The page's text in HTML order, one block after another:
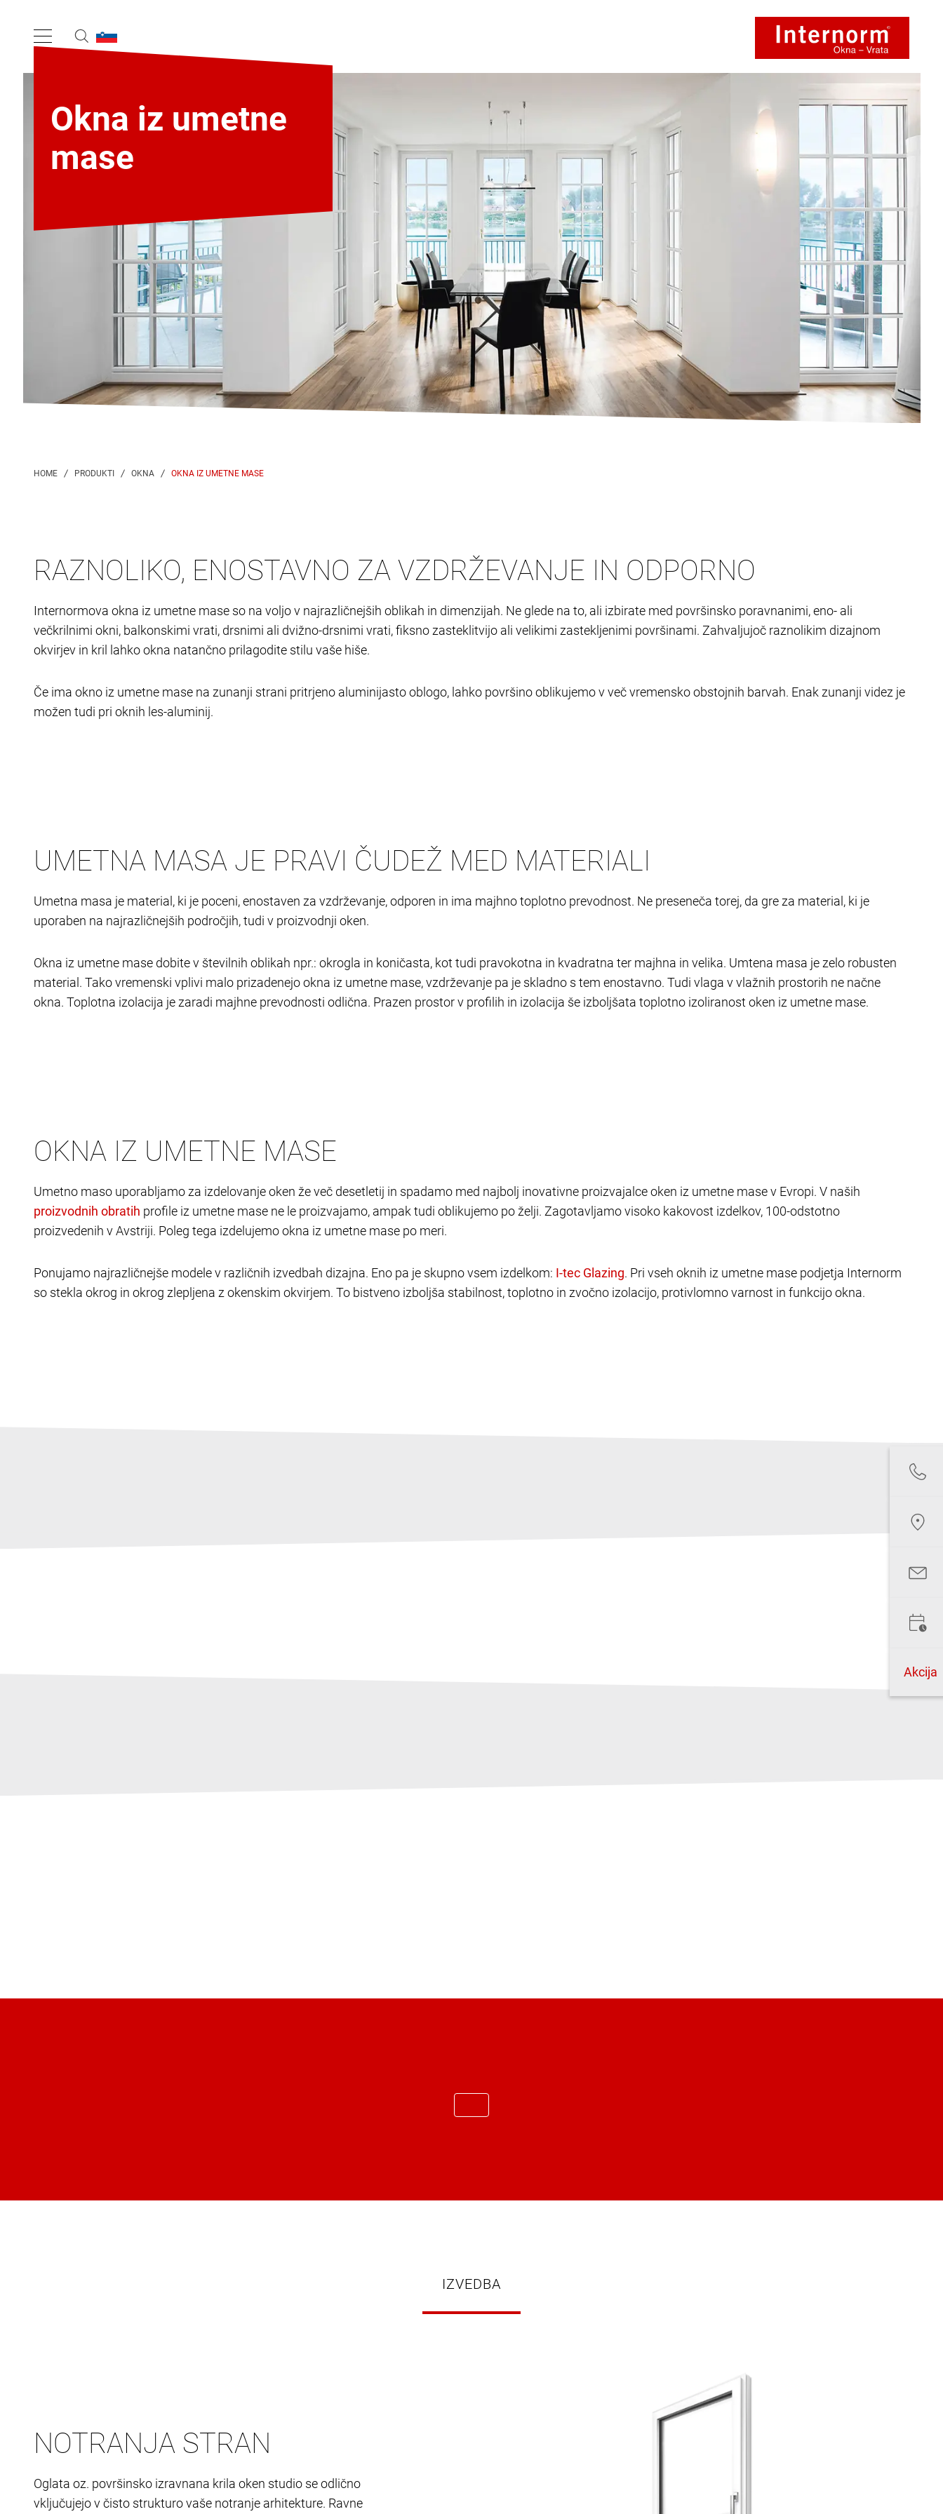
Okna iz umetne
mase
OKNA IZ UMETNE MASE
RAZNOLIKO, ENOSTAVNO ZA VZDRŽEVANJE IN ODPORNO
Internormova okna iz umetne mase so na voljo v najrazličnejših oblikah in dimenzijah. Ne glede na to, ali izbirate med površinsko poravnanimi, eno- ali
večkrilnimi okni, balkonskimi vrati, drsnimi ali dvižno-drsnimi vrati, fiksno zasteklitvijo ali velikimi zastekljenimi površinami. Zahvaljujoč raznolikim dizajnom
okvirjev in kril lahko okna natančno prilagodite stilu vaše hiše.
Če ima okno iz umetne mase na zunanji strani pritrjeno aluminijasto oblogo, lahko površino oblikujemo v več vremensko obstojnih barvah. Enak zunanji videz je
možen tudi pri oknih les-aluminij.
UMETNA MASA JE PRAVI ČUDEŽ MED MATERIALI
Umetna masa je material, ki je poceni, enostaven za vzdrževanje, odporen in ima majhno toplotno prevodnost. Ne preseneča torej, da gre za material, ki je
uporaben na najrazličnejših področjih, tudi v proizvodnji oken.
Okna iz umetne mase dobite v številnih oblikah npr.: okrogla in koničasta, kot tudi pravokotna in kvadratna ter majhna in velika. Umtena masa je zelo robusten
material. Tako vremenski vplivi malo prizadenejo okna iz umetne mase, vzdrževanje pa je skladno s tem enostavno. Tudi vlaga v vlažnih prostorih ne načne
okna. Toplotna izolacija je zaradi majhne prevodnosti odlična. Prazen prostor v profilih in izolacija še izboljšata toplotno izoliranost oken iz umetne mase.
OKNA IZ UMETNE MASE
Umetno maso uporabljamo za izdelovanje oken že več desetletij in spadamo med najbolj inovativne proizvajalce oken iz umetne mase v Evropi. V naših
profile iz umetne mase ne le proizvajamo, ampak tudi oblikujemo po želji. Zagotavljamo visoko kakovost izdelkov, 100-odstotno
proizvedenih v Avstriji. Poleg tega izdelujemo okna iz umetne mase po meri.
Ponujamo najrazličnejše modele v različnih izvedbah dizajna. Eno pa je skupno vsem izdelkom:
. Pri vseh oknih iz umetne mase podjetja Internorm
so stekla okrog in okrog zlepljena z okenskim okvirjem. To bistveno izboljša stabilnost, toplotno in zvočno izolacijo, protivlomno varnost in funkcijo okna.
IZVEDBA
NOTRANJA STRAN
Oglata oz. površinsko izravnana krila oken studio se odlično
vključujejo v čisto strukturo vaše notranje arhitekture. Ravne